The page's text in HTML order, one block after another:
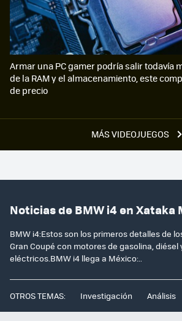
MÁS VIDEOJUEGOS
Armar una PC gamer podría salir todavía
de la RAM y el almacenamiento, este
de precio
Noticias de BMW i4 en Xataka
BMW i4:Estos son los primeros detalles de
Gran Coupé con motores de gasolina, diésel
eléctricos.BMW i4 llega a México:..
OTROS TEMAS: Investigación Análisis